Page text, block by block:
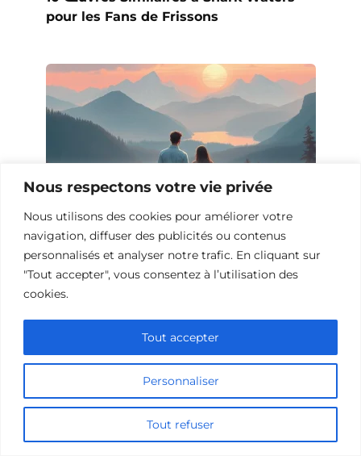
Nous respectons votre vie privée
Nous utilisons des cookies pour améliorer votre
navigation, diffuser des publicités ou contenus
personnalisés et analyser notre trafic. En cliquant sur
"Tout accepter", vous consentez à l’utilisation des
cookies.
Personnaliser
Tout refuser
Tout accepter
pour les Fans de Frissons
10 Films et Séries Similaires à
Opération Love